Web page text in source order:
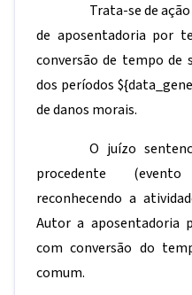
Trata-se de
de aposentadoria por
conversão de tempo de
dos períodos
de danos morais.
O juízo
procedente
reconhecendo a
Autor a aposentadoria
com conversão do
comum.